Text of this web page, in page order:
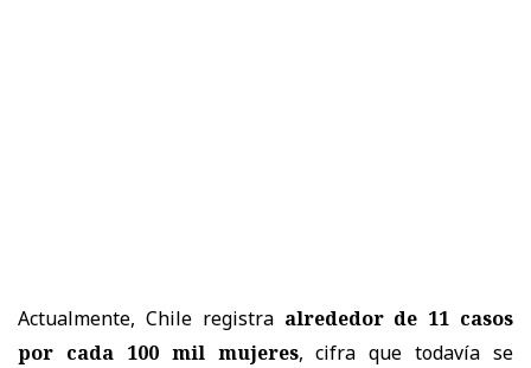
Actualmente, Chile registra alrededor de 11 casos
por cada 100 mil mujeres, cifra que todavía se